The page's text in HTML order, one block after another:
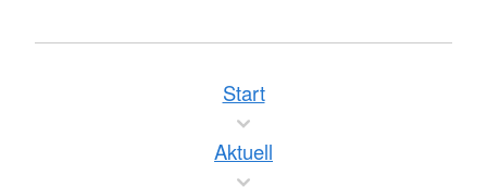
Start
Aktuell